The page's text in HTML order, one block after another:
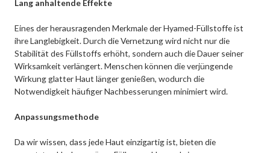
Lang anhaltende Effekte
Eines der herausragenden Merkmale der Hyamed-Füllstoffe ist
ihre Langlebigkeit. Durch die Vernetzung wird nicht nur die
Stabilität des Füllstoffs erhöht, sondern auch die Dauer seiner
Wirksamkeit verlängert. Menschen können die verjüngende
Wirkung glatter Haut länger genießen, wodurch die
Notwendigkeit häufiger Nachbesserungen minimiert wird.
Anpassungsmethode
Da wir wissen, dass jede Haut einzigartig ist, bieten die